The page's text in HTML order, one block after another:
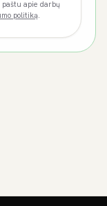
apie darbų
politiką.